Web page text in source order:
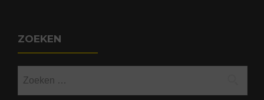
ZOEKEN
naar: